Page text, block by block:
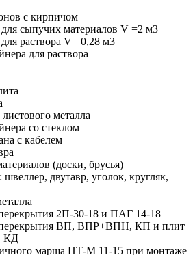
с кирпичом
сыпучих материалов V =2 м3
раствора V =0,28 м3
для раствора
металла
со стеклом
с кабелем
(доски, брусья)
двутавр, уголок, кругляк,
2П-30-18 и ПАГ 14-18
перекрытия ВП, ВПР+ВПН, КП и плит
КД
марша ПТ-М 11-15 при монтаже